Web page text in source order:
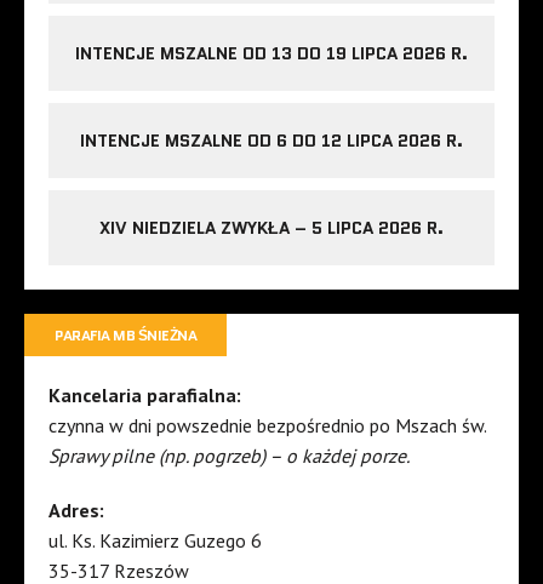
INTENCJE MSZALNE OD 13 DO 19 LIPCA 2026 R.
INTENCJE MSZALNE OD 6 DO 12 LIPCA 2026 R.
XIV NIEDZIELA ZWYKŁA – 5 LIPCA 2026 R.
PARAFIA MB ŚNIEŻNA
Kancelaria parafialna:
czynna w dni powszednie bezpośrednio po Mszach św.
Sprawy pilne (np. pogrzeb) – o każdej porze.
Adres:
ul. Ks. Kazimierz Guzego 6
35-317 Rzeszów